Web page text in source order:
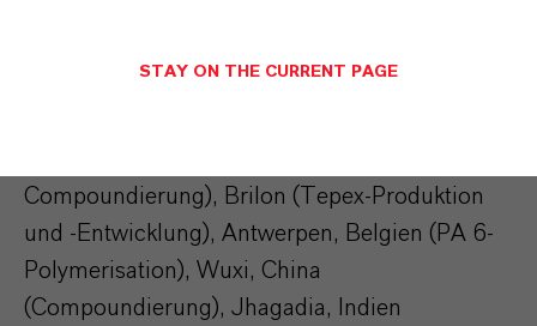
Compoundierung), Brilon (Tepex-Produktion
und -Entwicklung), Antwerpen, Belgien (PA 6-
Polymerisation), Wuxi, China
(Compoundierung), Jhagadia, Indien
STAY ON THE CURRENT PAGE